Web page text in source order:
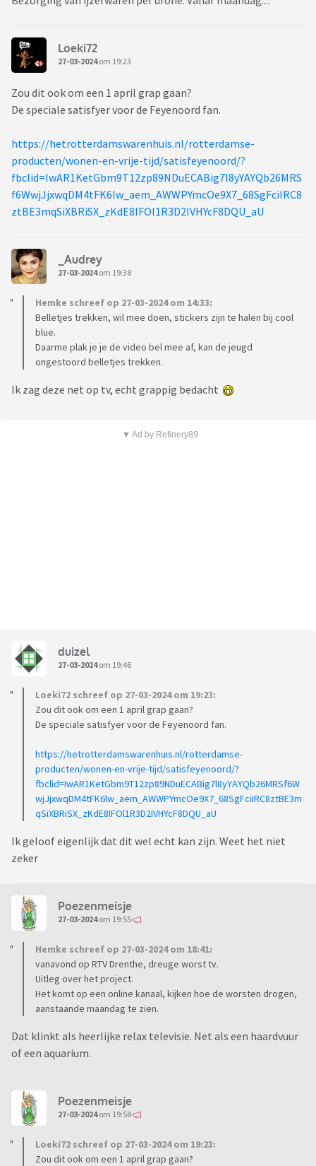
Loeki72
27-03-2024om 19:23
Zou dit ook om een 1 april grap gaan?
De speciale satisfyer voor de Feyenoord fan.
https://hetrotterdamswarenhuis.nl/rotterdamse-
producten/wonen-en-vrije-tijd/satisfeyenoord/?
fbclid=IwAR1KetGbm9T12zp89NDuECABig7l8yYAYQb26MRS
f6WwjJjxwqDM4tFK6lw_aem_AWWPYmcOe9X7_68SgFciIRC8
ztBE3mqSiXBRiSX_zKdE8IFOl1R3D2IVHYcF8DQU_aU
_Audrey
27-03-2024om 19:38
Hemke schreef op 27-03-2024 om 14:33:
Belletjes trekken, wil mee doen, stickers zijn te halen bij cool
blue.
Daarme plak je je de video bel mee af, kan de jeugd
ongestoord belletjes trekken.
Ik zag deze net op tv, echt grappig bedacht
▼ Ad by Refinery89
duizel
27-03-2024om 19:46
Loeki72 schreef op 27-03-2024 om 19:23:
Zou dit ook om een 1 april grap gaan?
De speciale satisfyer voor de Feyenoord fan.
https://hetrotterdamswarenhuis.nl/rotterdamse-
producten/wonen-en-vrije-tijd/satisfeyenoord/?
fbclid=IwAR1KetGbm9T12zp89NDuECABig7l8yYAYQb26MRSf6W
wjJjxwqDM4tFK6lw_aem_AWWPYmcOe9X7_68SgFciIRC8ztBE3m
qSiXBRiSX_zKdE8IFOl1R3D2IVHYcF8DQU_aU
Ik geloof eigenlijk dat dit wel echt kan zijn. Weet het niet
zeker
Poezenmeisje
27-03-2024om 19:55
Hemke schreef op 27-03-2024 om 18:41:
vanavond op RTV Drenthe, dreuge worst tv.
Uitleg over het project.
Het komt op een online kanaal, kijken hoe de worsten drogen,
aanstaande maandag te zien.
Dat klinkt als heerlijke relax televisie. Net als een haardvuur
of een aquarium.
Poezenmeisje
27-03-2024om 19:58
Loeki72 schreef op 27-03-2024 om 19:23:
Zou dit ook om een 1 april grap gaan?